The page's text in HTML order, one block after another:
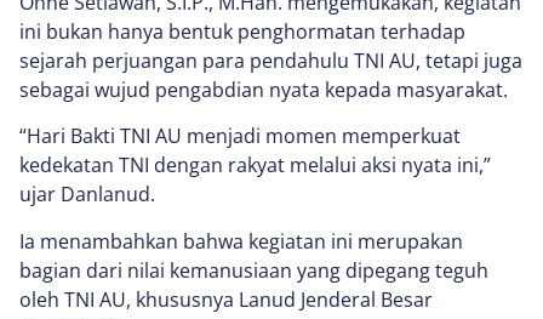
ini bukan hanya bentuk penghormatan terhadap
sejarah perjuangan para pendahulu TNI AU, tetapi juga
sebagai wujud pengabdian nyata kepada masyarakat.
“Hari Bakti TNI AU menjadi momen memperkuat
kedekatan TNI dengan rakyat melalui aksi nyata ini,”
ujar Danlanud.
Ia menambahkan bahwa kegiatan ini merupakan
bagian dari nilai kemanusiaan yang dipegang teguh
oleh TNI AU, khususnya Lanud Jenderal Besar